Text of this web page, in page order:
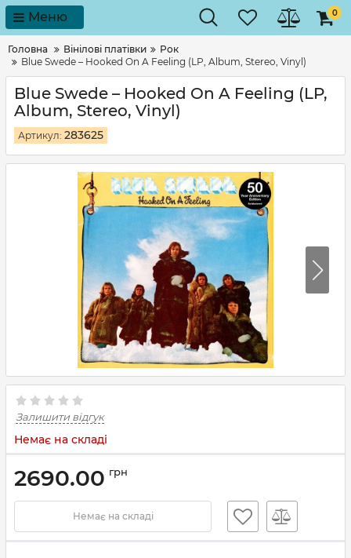
Меню 0
Головна Вінілові платівки
Рок
Blue Swede – Hooked On A Feeling (LP, Album, Stereo, Vinyl)
Blue Swede – Hooked On A Feeling (LP,
Album, Stereo, Vinyl)
Артикул: 283625
Залишити відгук
Немає на складі
2690.00 грн
Немає на складі